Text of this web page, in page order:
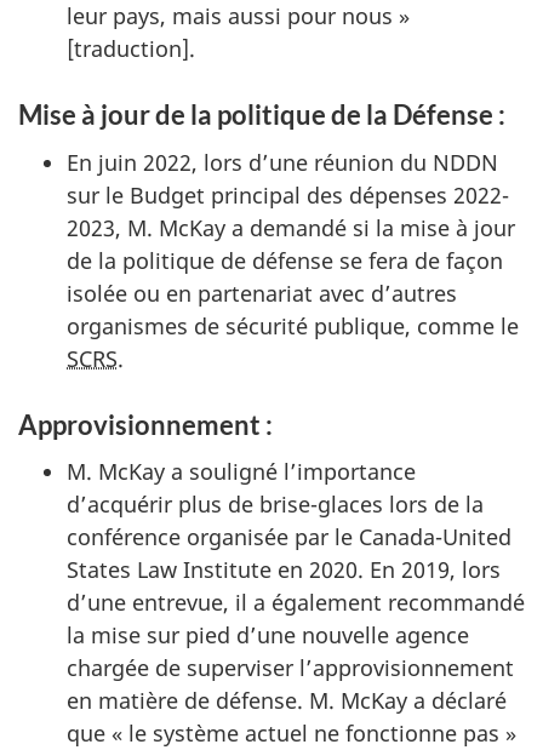
leur pays, mais aussi pour nous »
[traduction].
Mise à jour de la politique de la Défense :
En juin 2022, lors d’une réunion du NDDN
sur le Budget principal des dépenses 2022-
2023, M. McKay a demandé si la mise à jour
de la politique de défense se fera de façon
isolée ou en partenariat avec d’autres
organismes de sécurité publique, comme le
SCRS.
Approvisionnement :
M. McKay a souligné l’importance
d’acquérir plus de brise-glaces lors de la
conférence organisée par le Canada-United
States Law Institute en 2020. En 2019, lors
d’une entrevue, il a également recommandé
la mise sur pied d’une nouvelle agence
chargée de superviser l’approvisionnement
en matière de défense. M. McKay a déclaré
que « le système actuel ne fonctionne pas »